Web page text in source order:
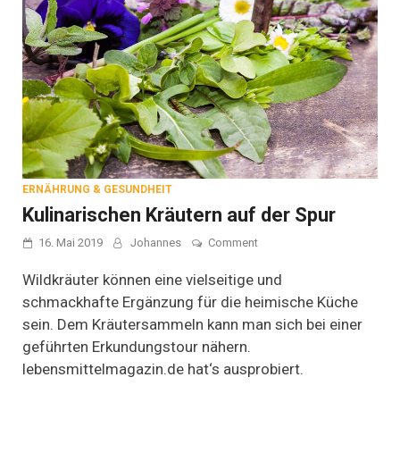
ERNÄHRUNG & GESUNDHEIT
Kulinarischen Kräutern auf der Spur
16. Mai 2019 Johannes Commenton
Kräutern
der
Spur
Wildkräuter können eine vielseitige und
schmackhafte Ergänzung für die heimische Küche
sein. Dem Kräutersammeln kann man sich bei einer
geführten Erkundungstour nähern.
lebensmittelmagazin.de hat‘s ausprobiert.